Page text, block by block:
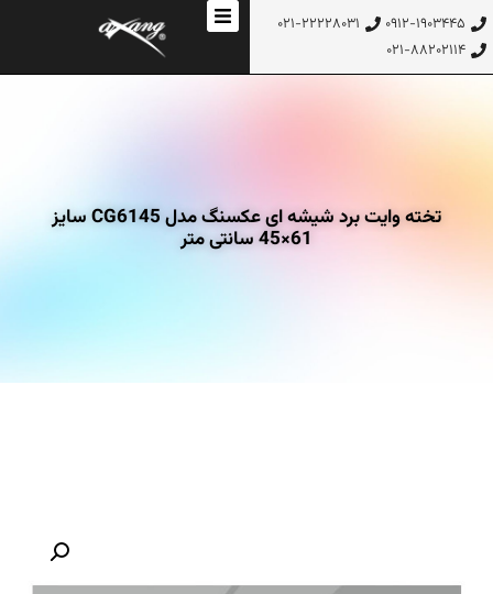
۰۹۱۲-۱۹۰۳۴۴۵
۰۲۱-۲۲۲۲۸۰۳۱
۰۲۱-۸۸۲۰۲۱۱۴
تخته وایت برد شیشه‌ ای عکسنگ مدل CG6145 سایز
61×45 سانتی متر